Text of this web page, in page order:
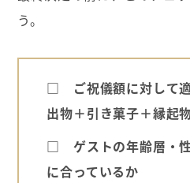
う。
□ ご祝儀額に対して
出物＋引き菓子＋縁起
□ ゲストの年齢層・
に合っているか